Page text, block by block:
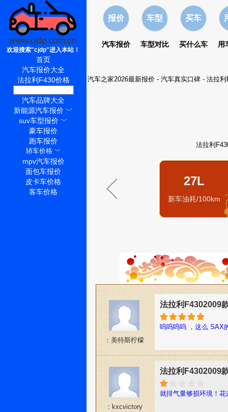
报价
汽车报价
车型
车型对比
买车
买什么车 用
汽车之家2026最新报价- 汽车真实口碑- 法拉利
法拉利
27L
新车油耗/100km
：美特斯柠檬
法拉利F4302009
呜呜呜呜 ，这么 SAX
：kxcvictory
法拉利F4302009
就排气量够损环境！
欢迎搜索"cjdp"进入本站！
首页
汽车报价大全
法拉利F430价格
汽车品牌大全
新能源汽车报价 ﹀
suv车型报价 ﹀
豪车报价
跑车报价
轿车价格﹀
mpv汽车报价
面包车报价
皮卡车价格
客车价格